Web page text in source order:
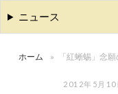
キ
ッ
ニュース
ホーム » 「紅蜥蜴」念
2012年5月10